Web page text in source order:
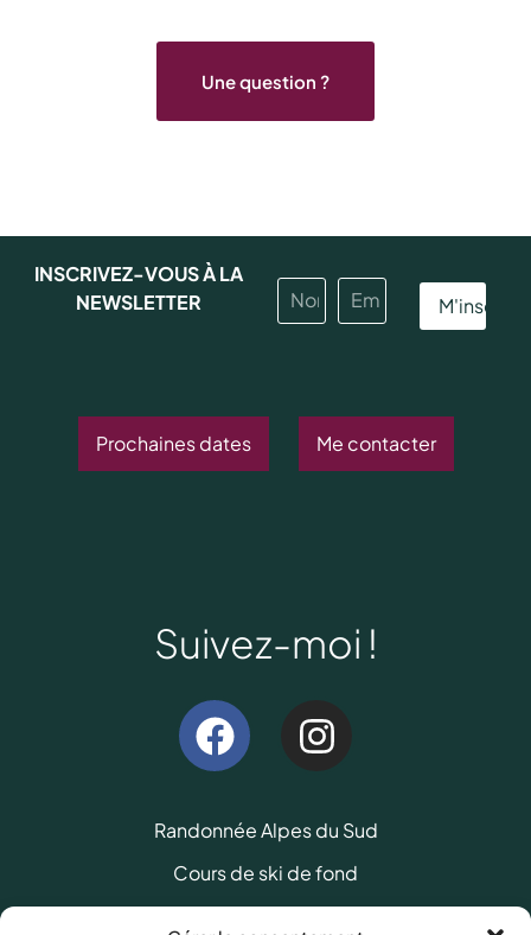
Une question ?
INSCRIVEZ-VOUS À LA
NEWSLETTER
M'inscrire
Prochaines dates Me contacter
Suivez-moi !
Randonnée Alpes du Sud
Cours de ski de fond